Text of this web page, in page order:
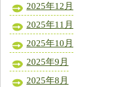
2025年12月
2025年11月
2025年10月
2025年9月
2025年8月